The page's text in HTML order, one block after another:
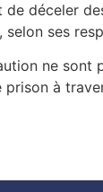
déceler
ses
ne
à